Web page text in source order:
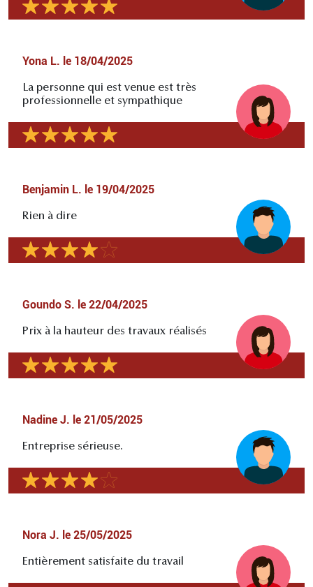
Yona L. le 18/04/2025
La personne qui est venue est très
professionnelle et sympathique
Benjamin L. le 19/04/2025
Rien à dire
Goundo S. le 22/04/2025
Prix à la hauteur des travaux réalisés
Nadine J. le 21/05/2025
Entreprise sérieuse.
Nora J. le 25/05/2025
Entièrement satisfaite du travail